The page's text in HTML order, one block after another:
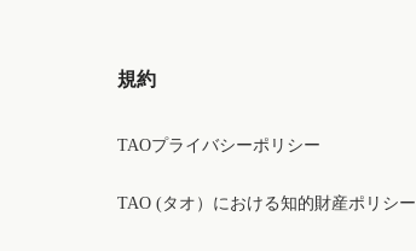
規約
TAOプライバシーポリシー
TAO (タオ）における知的財産ポリシー